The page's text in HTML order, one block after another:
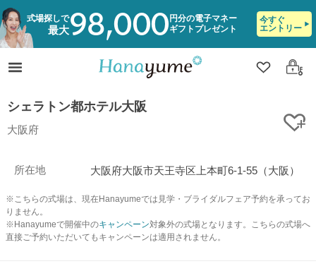
式場探しで
最大98,000 円分の電子マネー
ギフトプレゼント
今すぐ
エントリー
クリップ
ログ
シェラトン都ホテル大阪
大阪府
所在地 大阪府大阪市天王寺区上本町6-1-55（大阪）
※こちらの式場は、現在Hanayumeでは見学・ブライダルフェア予約を承ってお
りません。
※Hanayumeで開催中のキャンペーン対象外の式場となります。こちらの式場へ
直接ご予約いただいてもキャンペーンは適用されません。